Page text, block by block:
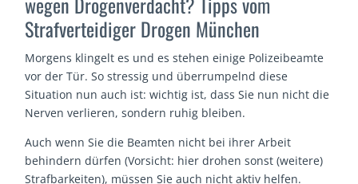
Strafverteidiger Drogen München
Morgens klingelt es und es stehen einige Polizeibeamte
vor der Tür. So stressig und überrumpelnd diese
Situation nun auch ist: wichtig ist, dass Sie nun nicht die
Nerven verlieren, sondern ruhig bleiben.
Auch wenn Sie die Beamten nicht bei ihrer Arbeit
behindern dürfen (Vorsicht: hier drohen sonst (weitere)
Strafbarkeiten), müssen Sie auch nicht aktiv helfen.